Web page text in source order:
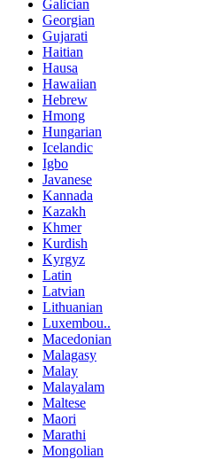
Galician
Georgian
Gujarati
Haitian
Hausa
Hawaiian
Hebrew
Hmong
Hungarian
Icelandic
Igbo
Javanese
Kannada
Kazakh
Khmer
Kurdish
Kyrgyz
Latin
Latvian
Lithuanian
Luxembou..
Macedonian
Malagasy
Malay
Malayalam
Maltese
Maori
Marathi
Mongolian